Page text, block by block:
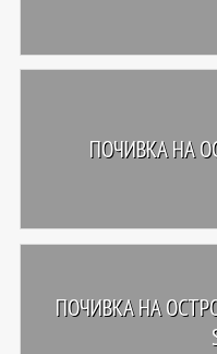
ПОЧИВКА НА
ПОЧИВКА НА